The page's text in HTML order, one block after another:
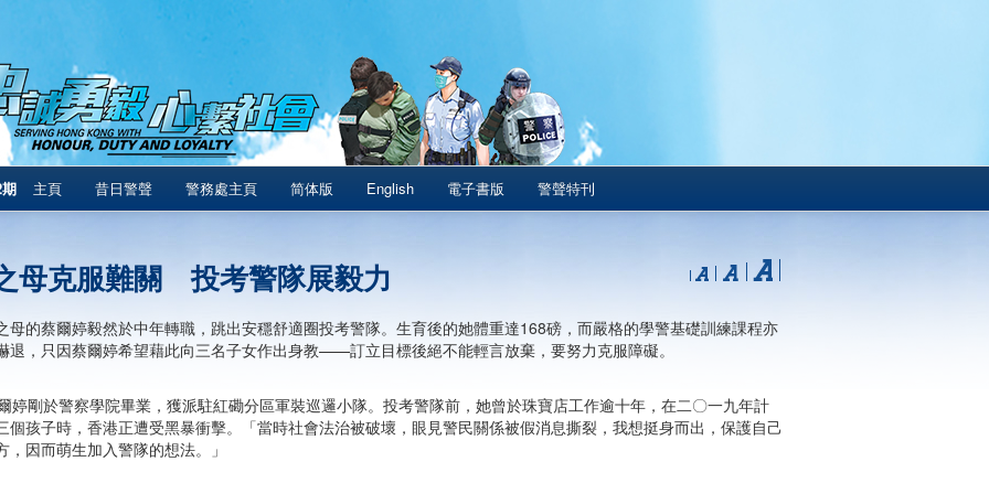
主頁 昔日警聲 警務處主頁 简体版 English 電子書版 警聲特刊
母克服難關 投考警隊展毅力
母的蔡爾婷毅然於中年轉職，跳出安穩舒適圈投考警隊。生育後的她體重達168磅，而嚴格的學警基礎訓練課程亦
退，只因蔡爾婷希望藉此向三名子女作出身教——訂立目標後絕不能輕言放棄，要努力克服障礙。
婷剛於警察學院畢業，獲派駐紅磡分區軍裝巡邏小隊。投考警隊前，她曾於珠寶店工作逾十年，在二〇一九年計
個孩子時，香港正遭受黑暴衝擊。「當時社會法治被破壞，眼見警民關係被假消息撕裂，我想挺身而出，保護自己
，因而萌生加入警隊的想法。」